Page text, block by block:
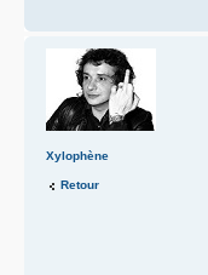
Xylophène
Retour